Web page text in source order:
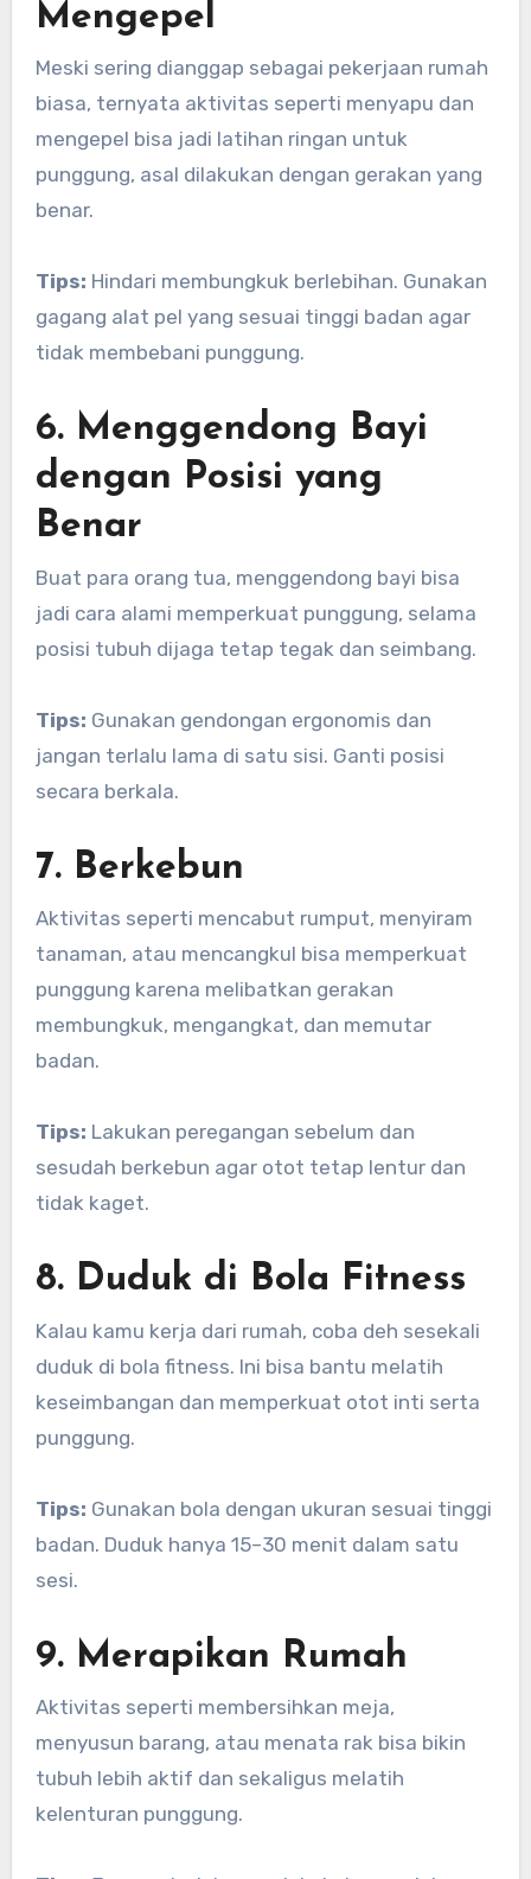
Mengepel
Meski sering dianggap sebagai pekerjaan rumah
biasa, ternyata aktivitas seperti menyapu dan
mengepel bisa jadi latihan ringan untuk
punggung, asal dilakukan dengan gerakan yang
benar.
Tips: Hindari membungkuk berlebihan. Gunakan
gagang alat pel yang sesuai tinggi badan agar
tidak membebani punggung.
6. Menggendong Bayi
dengan Posisi yang
Benar
Buat para orang tua, menggendong bayi bisa
jadi cara alami memperkuat punggung, selama
posisi tubuh dijaga tetap tegak dan seimbang.
Tips: Gunakan gendongan ergonomis dan
jangan terlalu lama di satu sisi. Ganti posisi
secara berkala.
7. Berkebun
Aktivitas seperti mencabut rumput, menyiram
tanaman, atau mencangkul bisa memperkuat
punggung karena melibatkan gerakan
membungkuk, mengangkat, dan memutar
badan.
Tips: Lakukan peregangan sebelum dan
sesudah berkebun agar otot tetap lentur dan
tidak kaget.
8. Duduk di Bola Fitness
Kalau kamu kerja dari rumah, coba deh sesekali
duduk di bola fitness. Ini bisa bantu melatih
keseimbangan dan memperkuat otot inti serta
punggung.
Tips: Gunakan bola dengan ukuran sesuai tinggi
badan. Duduk hanya 15–30 menit dalam satu
sesi.
9. Merapikan Rumah
Aktivitas seperti membersihkan meja,
menyusun barang, atau menata rak bisa bikin
tubuh lebih aktif dan sekaligus melatih
kelenturan punggung.